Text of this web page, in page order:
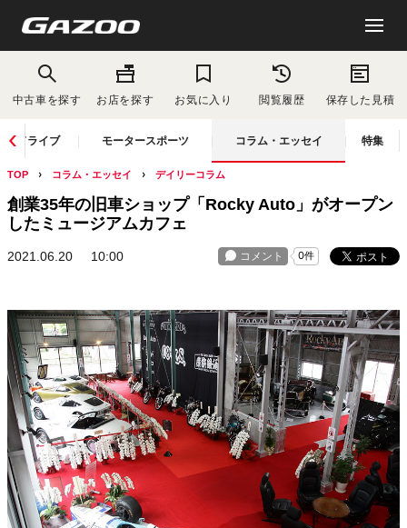
中古車を探す お店を探す お気に入り 閲覧履歴 保存した見積
ドライブ モータースポーツ コラム・エッセイ 特集
TOP コラム・エッセイ デイリーコラム
創業35年の旧車ショップ「Rocky Auto」がオープン
したミュージアムカフェ
2021.06.20 10:00